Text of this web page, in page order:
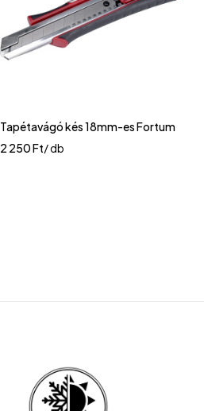
Tapétavágó kés 18mm-es Fortum
2 250Ft/ db